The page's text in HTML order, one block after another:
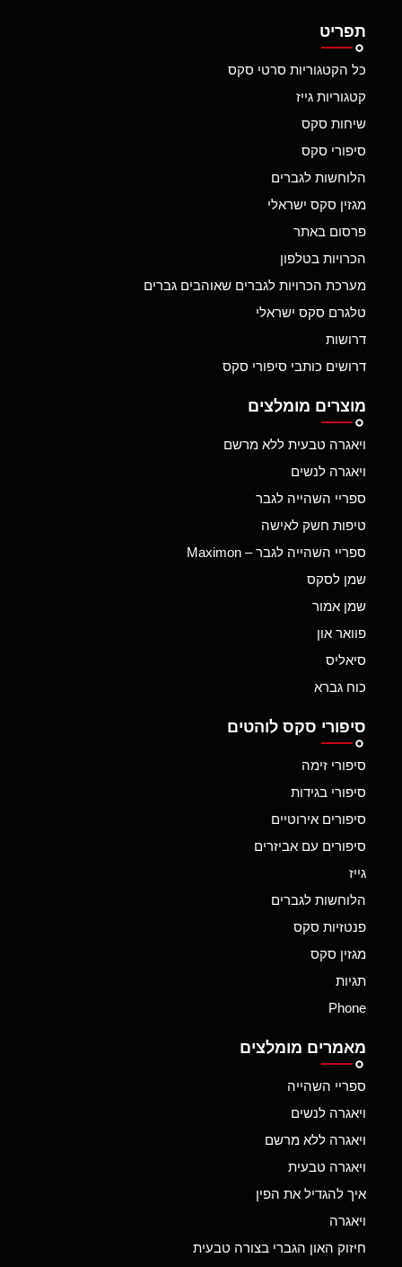
תפריט
כל הקטגוריות סרטי סקס
קטגוריות גייז
שיחות סקס
סיפורי סקס
הלוחשות לגברים
מגזין סקס ישראלי
פרסום באתר
הכרויות בטלפון
מערכת הכרויות לגברים שאוהבים גברים
טלגרם סקס ישראלי
דרושות
דרושים כותבי סיפורי סקס
מוצרים מומלצים
ויאגרה טבעית ללא מרשם
ויאגרה לנשים
ספריי השהייה לגבר
טיפות חשק לאישה
ספריי השהייה לגבר – Maximon
שמן לסקס
שמן אמור
פוואר און
סיאליס
כוח גברא
סיפורי סקס לוהטים
סיפורי זימה
סיפורי בגידות
סיפורים אירוטיים
סיפורים עם אביזרים
גייז
הלוחשות לגברים
פנטזיות סקס
מגזין סקס
תגיות
Phone
מאמרים מומלצים
ספריי השהייה
ויאגרה לנשים
ויאגרה ללא מרשם
ויאגרה טבעית
איך להגדיל את הפין
ויאגרה
חיזוק האון הגברי בצורה טבעית